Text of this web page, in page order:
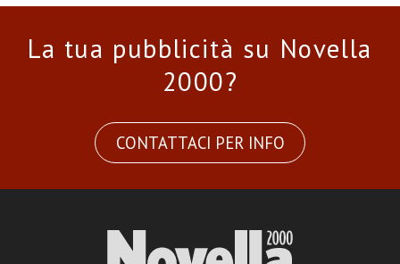
La tua pubblicità su Novella
2000?
CONTATTACI PER INFO